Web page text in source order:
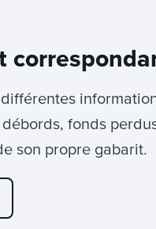
fonds
son propre gabarit.